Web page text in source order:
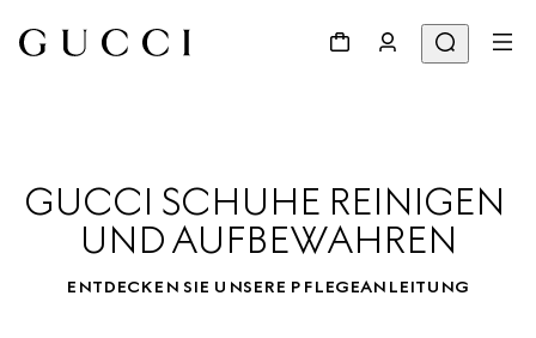
GUCCI SCHUHE REINIGEN
UND AUFBEWAHREN
ENTDECKEN SIE UNSERE PFLEGEANLEITUNG